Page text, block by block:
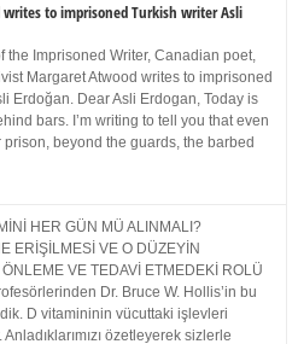
to imprisoned Turkish writer Asli
the Imprisoned Writer, Canadian poet,
Margaret Atwood writes to imprisoned
Erdoğan. Dear Asli Erdogan, Today is
bars. I’m writing to tell you that even
beyond the guards, the barbed
HER GÜN MÜ ALINMALI?
ERİŞİLMESİ VE O DÜZEYİN
VE TEDAVİ ETMEDEKİ ROLÜ
Dr. Bruce W. Hollis’in bu
D vitamininin vücuttaki işlevleri
özetleyerek sizlerle